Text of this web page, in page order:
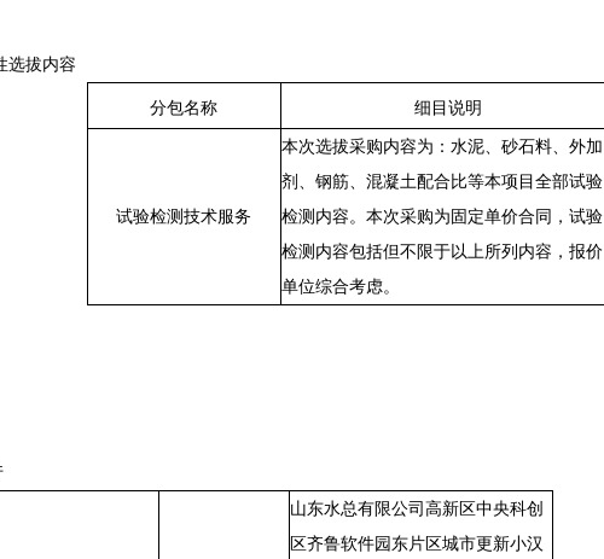
选拔内容
分包名称 细目说明
试验检测技术服务
本次选拔采购内容为：水泥、砂石料、外加
剂、钢筋、混凝土配合比等本项目全部试验
检测内容。本次采购为固定单价合同，试验
检测内容包括但不限于以上所列内容，报价
单位综合考虑。
山东水总有限公司高新区中央科创
区齐鲁软件园东片区城市更新小汉